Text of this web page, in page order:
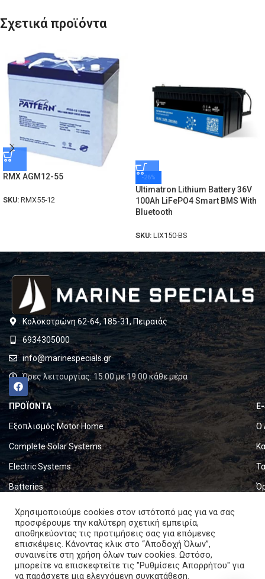
Σχετικά προϊόντα
RMX AGM12-55
SKU: RMX55-12
-26%
Ultimatron Lithium Battery 36V
100Ah LiFePO4 Smart BMS With
Bluetooth
SKU: LIX150-BS
Κολοκοτρώνη 62-64, 185-31, Πειραιάς
6934305000
info@marinespecials.gr
Ώρες λειτουργίας: 15:00 με 19:00 κάθε μέρα
ΠΡΟΪΟΝΤΑ
Εξοπλισμός Motor Home
Complete Solar Systems
Electric Systems
Batteries
Set & Fold Solar Panels
Marine Equipment
Ο
Copyright © 2024. All rights reserved.
Χρησιμοποιούμε cookies στον ιστότοπό μας για να σας
προσφέρουμε την καλύτερη σχετική εμπειρία,
αποθηκεύοντας τις προτιμήσεις σας για επόμενες
επισκέψεις. Κάνοντας κλικ στο “Αποδοχή Όλων”,
συναινείτε στη χρήση όλων των cookies. Ωστόσο,
μπορείτε να επισκεφτείτε τις "Ρυθμίσεις Απορρήτου" για
να παράσχετε μια ελεγχόμενη συγκατάθεση.